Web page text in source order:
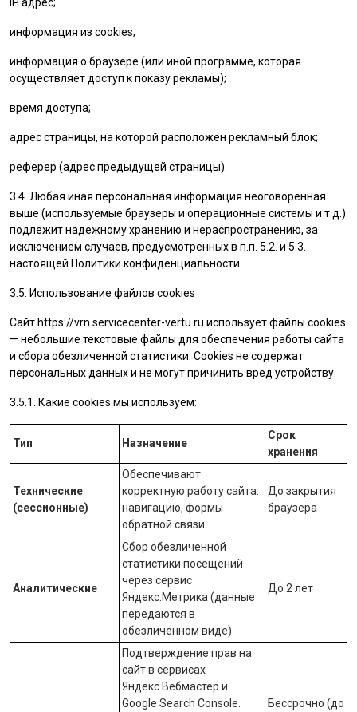
информация из cookies;
информация о браузере (или иной программе, которая
осуществляет доступ к показу рекламы);
время доступа;
адрес страницы, на которой расположен рекламный блок;
реферер (адрес предыдущей страницы).
3.4. Любая иная персональная информация неоговоренная
выше (используемые браузеры и операционные системы и т.д.)
подлежит надежному хранению и нераспространению, за
исключением случаев, предусмотренных в п.п. 5.2. и 5.3.
настоящей Политики конфиденциальности.
3.5. Использование файлов cookies
Сайт https://vrn.servicecenter-vertu.ru использует файлы cookies
— небольшие текстовые файлы для обеспечения работы сайта
и сбора обезличенной статистики. Cookies не содержат
персональных данных и не могут причинить вред устройству.
3.5.1. Какие cookies мы используем:
Тип Назначение
Срок
хранения
Технические
(сессионные)
Обеспечивают
корректную работу сайта:
навигацию, формы
обратной связи
До закрытия
браузера
Аналитические
Сбор обезличенной
статистики посещений
через сервис
Яндекс.Метрика (данные
передаются в
обезличенном виде)
До 2 лет
Подтверждение прав на
сайт в сервисах
Яндекс.Вебмастер и
Google Search Console
Бессрочно (до